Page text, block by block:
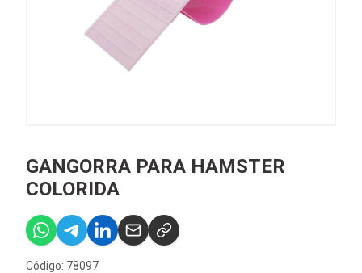
GANGORRA PARA HAMSTER
COLORIDA
Código: 78097